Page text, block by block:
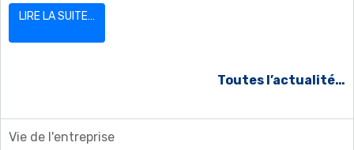
LIRE LA SUITE…
Toutes l’actualité…
Vie de l'entreprise